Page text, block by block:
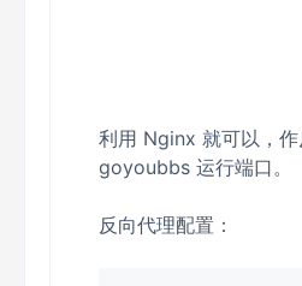
利用 Nginx 就可以，作
goyoubbs 运行端口。
反向代理配置：